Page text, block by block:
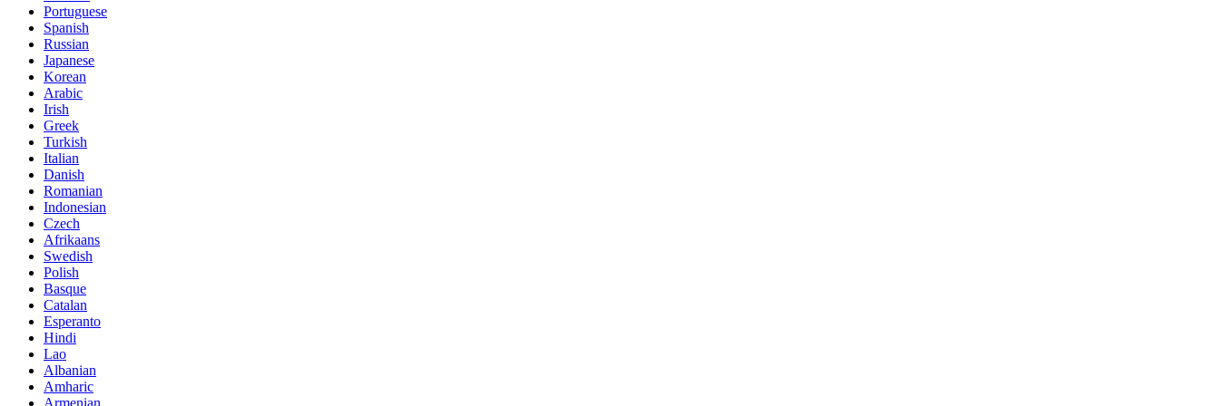
Portuguese
Spanish
Russian
Japanese
Korean
Arabic
Irish
Greek
Turkish
Italian
Danish
Romanian
Indonesian
Czech
Afrikaans
Swedish
Polish
Basque
Catalan
Esperanto
Hindi
Lao
Albanian
Amharic
Armenian